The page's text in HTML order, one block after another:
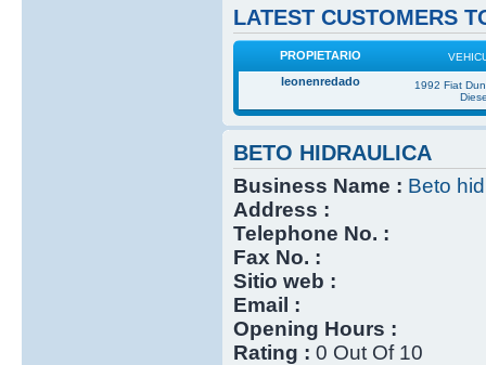
LATEST CUSTOMERS
PROPIETARIO
leonenredado
1992 Fiat
BETO HIDRAULICA
Business Name : Beto
Address :
Telephone No. :
Fax No. :
Sitio web :
Email :
Opening Hours :
Rating : 0 Out Of 10